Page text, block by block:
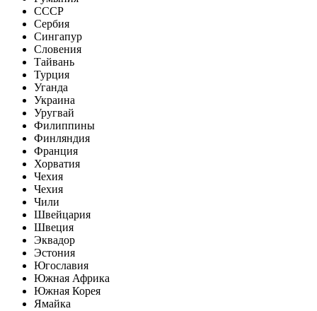
СССР
Сербия
Сингапур
Словения
Тайвань
Турция
Уганда
Украина
Уругвай
Филиппины
Финляндия
Франция
Хорватия
Чехия
Чехия
Чили
Швейцария
Швеция
Эквадор
Эстония
Югославия
Южная Африка
Южная Корея
Ямайка